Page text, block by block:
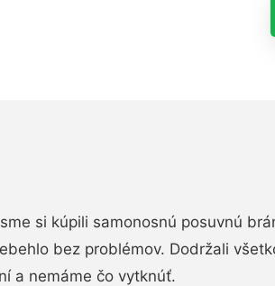
si kúpili samonosnú posuvnú
bez problémov. Dodržali
a nemáme čo vytknúť.